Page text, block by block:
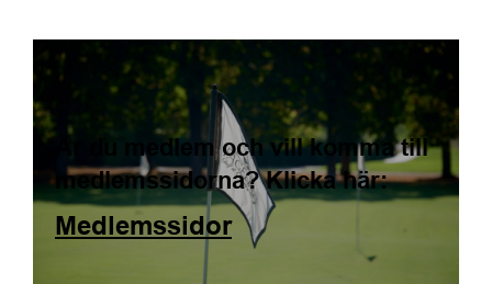
Är du medlem och vill komma till
medlemssidorna? Klicka här:
Medlemssidor